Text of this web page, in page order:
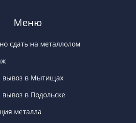
Меню
сдать на металлолом
вывоз в Мытищах
в Подольске
металла